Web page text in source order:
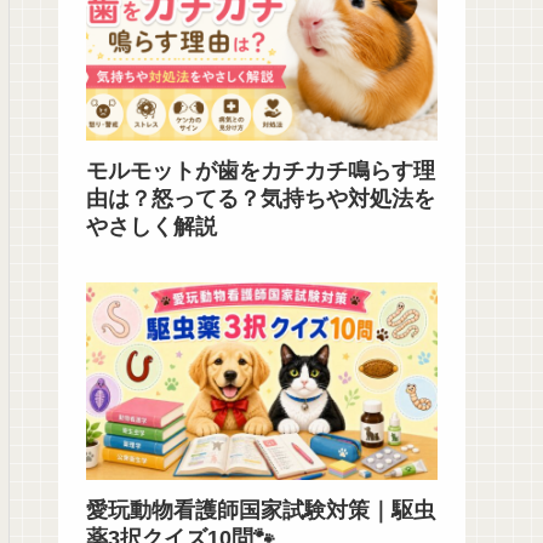
モルモットが歯をカチカチ鳴らす理
由は？怒ってる？気持ちや対処法を
やさしく解説
愛玩動物看護師国家試験対策｜駆虫